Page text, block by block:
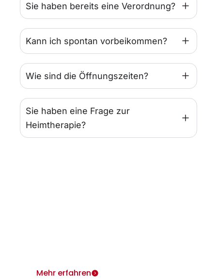
Sie haben bereits eine Verordnung?
Kann ich spontan vorbeikommen?
Wie sind die Öffnungszeiten?
Sie haben eine Frage zur
Heimtherapie?
Mehr erfahren